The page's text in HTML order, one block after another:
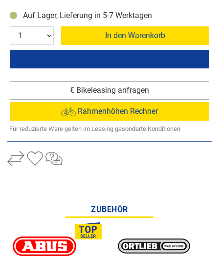
Auf Lager, Lieferung in 5-7 Werktagen
In den Warenkorb
€ Bikeleasing anfragen
Rahmenhöhen Rechner
Für reduzierte Ware gelten im Leasing gesonderte Konditionen
ZUBEHÖR